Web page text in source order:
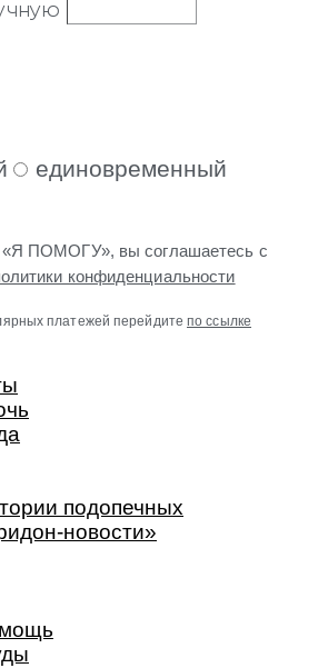
единовременный
«Я ПОМОГУ», вы соглашаетесь с
конфиденциальности
платежей перейдитепо ссылке
подопечных
новости»